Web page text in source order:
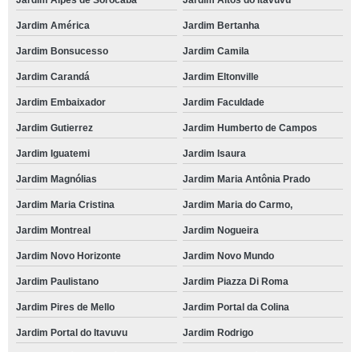
Jardim América Jardim Bertanha
Jardim Bonsucesso Jardim Camila
Jardim Carandá Jardim Eltonville
Jardim Embaixador Jardim Faculdade
Jardim Gutierrez Jardim Humberto de Campos
Jardim Iguatemi Jardim Isaura
Jardim Magnólias Jardim Maria Antônia Prado
Jardim Maria Cristina Jardim Maria do Carmo,
Jardim Montreal Jardim Nogueira
Jardim Novo Horizonte Jardim Novo Mundo
Jardim Paulistano Jardim Piazza Di Roma
Jardim Pires de Mello Jardim Portal da Colina
Jardim Portal do Itavuvu Jardim Rodrigo